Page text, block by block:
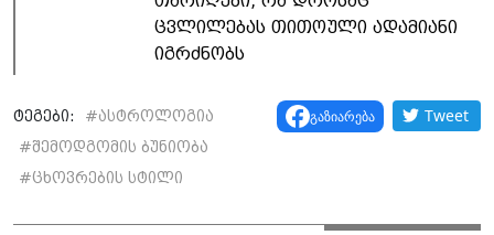
ცვლილებას თითოული ადამიანი
იგრძნობს
ტეგები: #ასტროლოგია
#შემოდგომის ბუნიობა
#ცხოვრების სტილი
გაზიარება Tweet